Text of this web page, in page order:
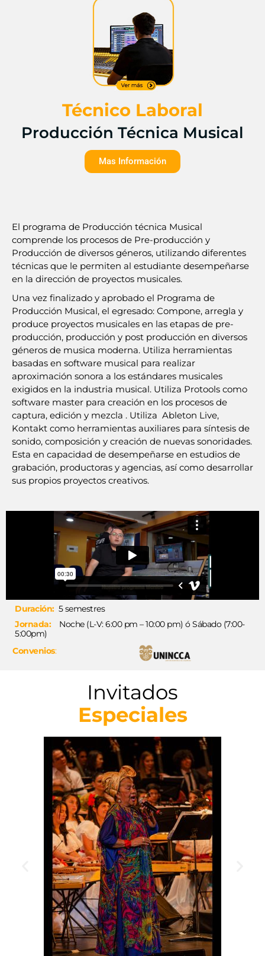
Técnico Laboral
Producción Técnica Musical
Mas Información
El programa de Producción técnica Musical
comprende los procesos de Pre-producción y
Producción de diversos géneros, utilizando diferentes
técnicas que le permiten al estudiante desempeñarse
en la dirección de proyectos musicales.
Una vez finalizado y aprobado el Programa de
Producción Musical, el egresado: Compone, arregla y
produce proyectos musicales en las etapas de pre-
producción, producción y post producción en diversos
géneros de musica moderna. Utiliza herramientas
basadas en software musical para realizar
aproximación sonora a los estándares musicales
exigidos en la industria musical. Utiliza Protools como
software master para creación en los procesos de
captura, edición y mezcla . Utiliza Ableton Live,
Kontakt como herramientas auxiliares para síntesis de
sonido, composición y creación de nuevas sonoridades.
Esta en capacidad de desempeñarse en estudios de
grabación, productoras y agencias, así como desarrollar
sus propios proyectos creativos.
Duración: 5 semestres
Jornada: Noche (L-V: 6:00 pm – 10:00 pm) ó Sábado (7:00-
5:00pm)
Convenios:
Invitados
Especiales